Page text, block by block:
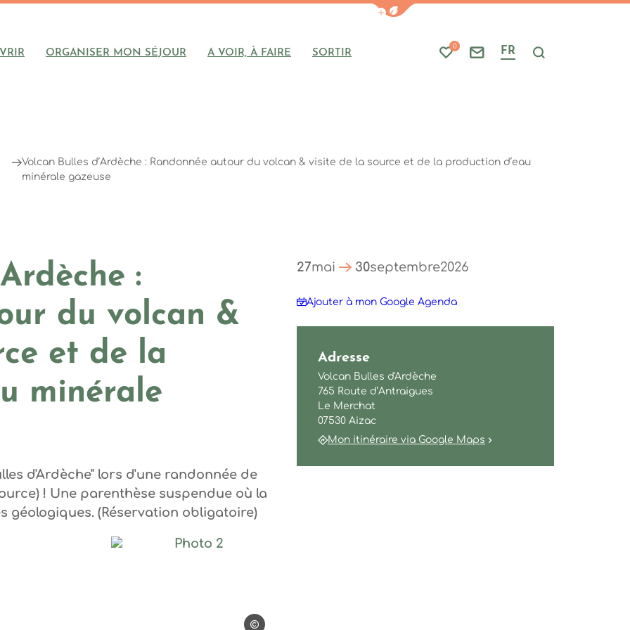
Afficher la barre de navigation du
ORGANISER MON SÉJOUR A VOIR, À FAIRE SORTIR Mes favoris
0
Nous contacter
FR Je recherche
Volcan Bulles d’Ardèche : Randonnée autour du volcan & visite de la source et de la production d’eau
minérale gazeuse
:
du volcan &
et de la
minérale
d'Ardèche" lors d'une randonnée de
! Une parenthèse suspendue où la
géologiques. (Réservation obligatoire)
Bulles d'Ardèche Photo 2, © Volcan Bulles d'Ardèche
Volcan Bulles d'Ardèche
27mai 30septembre2026
Ajouter à mon Google Agenda
Adresse
Volcan Bulles d'Ardèche
765 Route d’Antraigues
Le Merchat
07530 Aizac
Mon itinéraire via Google Maps